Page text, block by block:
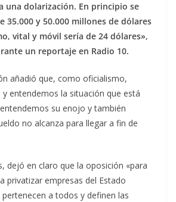
una dolarización. En principio se
35.000 y 50.000 millones de dólares
vital y móvil sería de 24 dólares»,
un reportaje en Radio 10.
añadió que, como oficialismo,
entendemos la situación que está
su enojo y también
no alcanza para llegar a fin de
dejó en claro que la oposición «para
privatizar empresas del Estado
a todos y definen las